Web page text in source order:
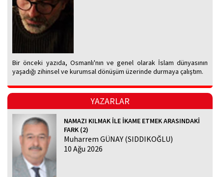
Bir önceki yazıda, Osmanlı'nın ve genel olarak İslam dünyasının
yaşadığı zihinsel ve kurumsal dönüşüm üzerinde durmaya çalıştım.
YAZARLAR
NAMAZI KILMAK İLE İKAME ETMEK ARASINDAKİ
FARK (2)
Muharrem GÜNAY (SIDDIKOĞLU)
10 Ağu 2026